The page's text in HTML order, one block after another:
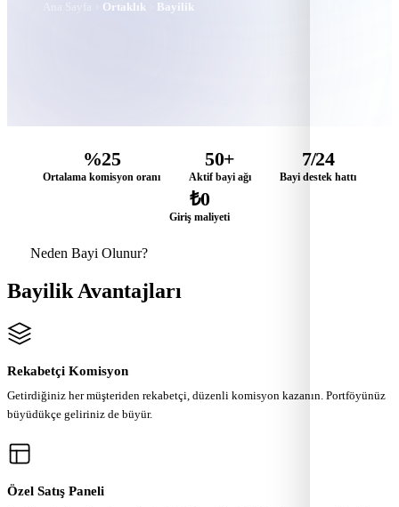
Ortaklık Bayilik
%25
Ortalama komisyon oranı
50+
Aktif bayi ağı
7/24
Bayi destek hattı
₺0
Giriş maliyeti
Neden Bayi Olunur?
Bayilik Avantajları
Rekabetçi Komisyon
Getirdiğiniz her müşteriden rekabetçi, düzenli komisyon kazanın. Portföyünüz
büyüdükçe geliriniz de büyür.
Özel Satış Paneli